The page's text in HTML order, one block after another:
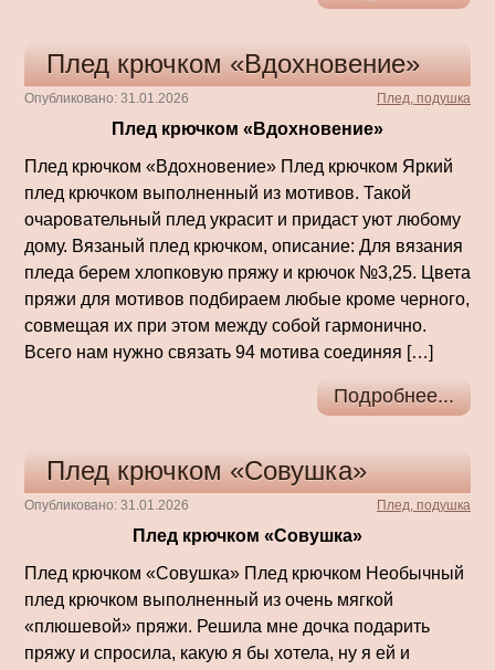
Плед крючком «Вдохновение»
Опубликовано: 31.01.2026 Плед, подушка
Плед крючком «Вдохновение»
Плед крючком «Вдохновение» Плед крючком Яркий
плед крючком выполненный из мотивов. Такой
очаровательный плед украсит и придаст уют любому
дому. Вязаный плед крючком, описание: Для вязания
пледа берем хлопковую пряжу и крючок №3,25. Цвета
пряжи для мотивов подбираем любые кроме черного,
совмещая их при этом между собой гармонично.
Всего нам нужно связать 94 мотива соединяя […]
Подробнее...
Плед крючком «Совушка»
Опубликовано: 31.01.2026 Плед, подушка
Плед крючком «Совушка»
Плед крючком «Совушка» Плед крючком Необычный
плед крючком выполненный из очень мягкой
«плюшевой» пряжи. Решила мне дочка подарить
пряжу и спросила, какую я бы хотела, ну я ей и